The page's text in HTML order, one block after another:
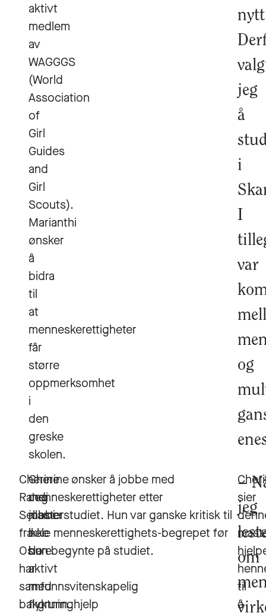
aktivt
medlem
av
WAGGGS
(World
Association
of
Girl
Guides
and
Girl
Scouts).
Marianthi
ønsker
å
bidra
til
at
menneskerettigheter
får
større
oppmerksomhet
i
den
greske
skolen.
jeg
å
i
I
var
og
Cherine
Randi
Sellami
fra
Oslo
har
samfunnsvitenskapelig
bakgrunn
–
Jeg
jobber
ikke
bare
aktivt
med
flyktninghjelp
Cherine ønsker å jobbe med
menneskerettigheter etter
masterstudiet. Hun var ganske kritisk til
hele menneskerettighets-begrepet før
hun begynte på studiet.
jeg
om
sier
til
å